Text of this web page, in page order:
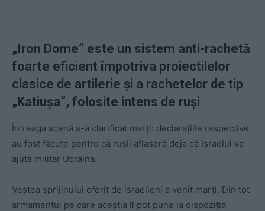
„Iron Dome” este un sistem anti-rachetă
foarte eficient împotriva proiectilelor
clasice de artilerie și a rachetelor de tip
„Katiușa”, folosite intens de ruși
Întreaga scenă s-a clarificat marți: declarațiile respective
au fost făcute pentru că rușii aflaseră deja că Israelul va
ajuta militar Ucraina.
Vestea sprijinului oferit de israelieni a venit marți. Din tot
armamentul pe care aceștia îl pot pune la dispoziția